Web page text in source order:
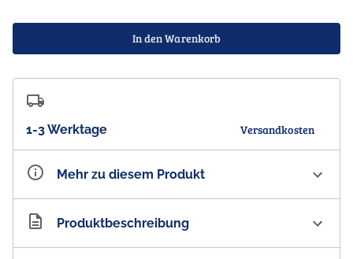
In den Warenkorb
1-3 Werktage Versandkosten
Mehr zu diesem Produkt
Artikelnummer AU300392
Produktbeschreibung